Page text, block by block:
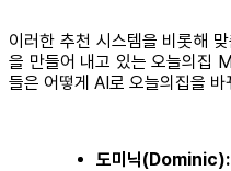
이러한 추천 시스템을 비롯해
을 만들어 내고 있는 오늘의집
들은 어떻게 AI로 오늘의집을
도미닉(Dominic):